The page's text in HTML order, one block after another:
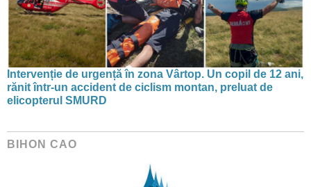
Intervenție de urgență în zona Vârtop. Un copil de 12 ani,
rănit într-un accident de ciclism montan, preluat de
elicopterul SMURD
BIHON CAO